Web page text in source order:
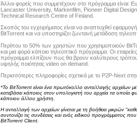
Άλλοι φορείς που συμμετέχουν στο πρόγραμμα είναι:
Lancaster University, Markenfilm, Pioneer Digital
Technical Research Centre of Finland.
Σκοπός του εγχειρήματος είναι να αναπτυχθεί
BitTorrent και να υποστηρίζει ζωντανή μετάδοση
Περίπου το 50% των χρηστών που χρησιμοποιούν
και μια φορά κάποιο τηλεοπτικό πρόγραμμα. Οι
πρόγραμμα ελπίζουν πως θα βρουν καλύτερους
υψηλής ποιότητας video on demand.
Περισσότερες πληροφορίες σχετικά με το P2P-Next
*Το BitTorrent είναι ένα πρωτόκολλο ανταλλαγής αρχείων
κατεβάσει κάποιος στον υπολογιστή του αρχεία τα οποία
κάποιου άλλου χρήστη.
Η ανταλλαγή των αρχείων γίνεται με τη βοήθεια μικρών
συντονίζει τις συνδέσεις και ενός ειδικού προγράμματος
BitTorrent Client.